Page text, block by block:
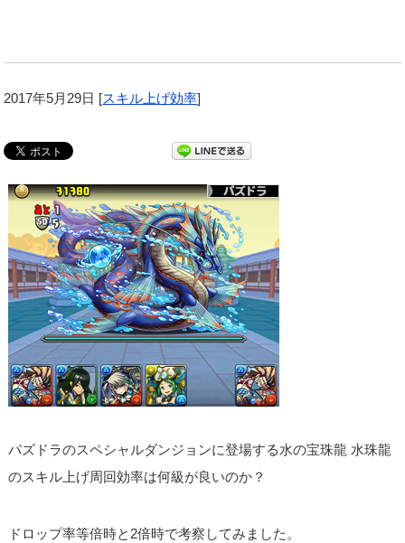
2017年5月29日 [スキル上げ効率]
パズドラのスペシャルダンジョンに登場する水の宝珠龍 水珠龍
のスキル上げ周回効率は何級が良いのか？
ドロップ率等倍時と2倍時で考察してみました。